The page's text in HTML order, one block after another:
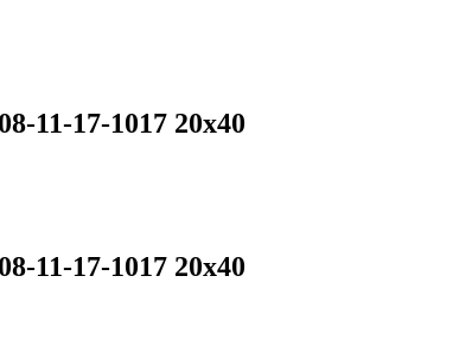
11-17-1017 20х40
11-17-1017 20х40